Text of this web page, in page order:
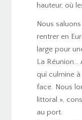
hauteur, où
Nous
rentrer en
large pour
La Réunion…
qui culmine
face. Nous
littoral »,
au port.